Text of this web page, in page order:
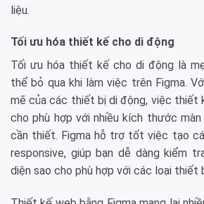
liệu.
Tối ưu hóa thiết kế cho di động
Tối ưu hóa thiết kế cho di động là
thể bỏ qua khi làm việc trên Figma.
mẽ của các thiết bị di động, việc thiết
cho phù hợp với nhiều kích thước
cần thiết. Figma hỗ trợ tốt việc tạo
responsive, giúp bạn dễ dàng kiểm
diện sao cho phù hợp với các loại thiết